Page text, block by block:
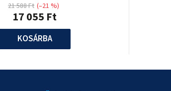
17 055 Ft
21 588 Ft (–21 %)
KOSÁRBA